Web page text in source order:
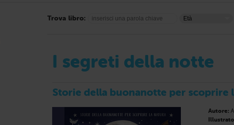
Trova libro:
I segreti della notte
Storie della buonanotte per scoprire
Autore: